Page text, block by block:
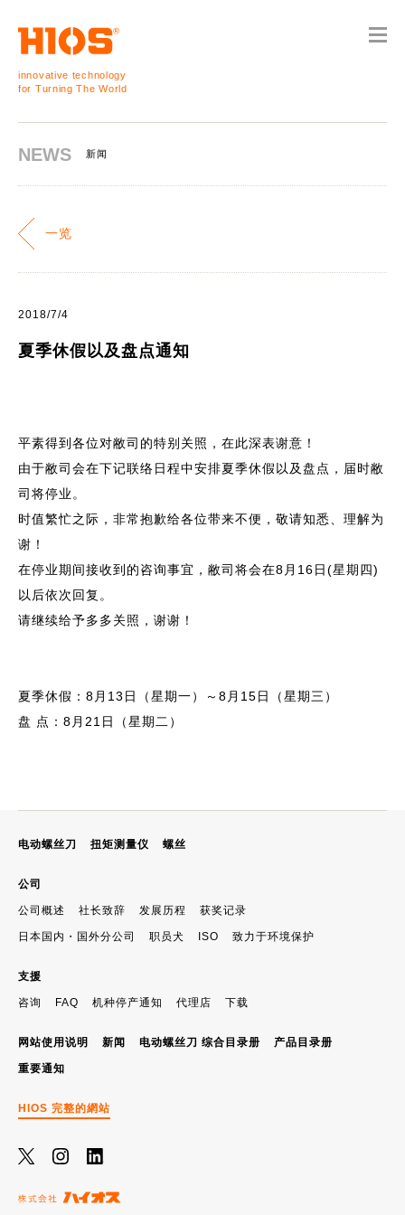
innovative technology
for Turning The World
NEWS 新闻
一览
2018/7/4
夏季休假以及盘点通知
平素得到各位对敝司的特别关照，在此深表谢意！
由于敝司会在下记联络日程中安排夏季休假以及盘点，届时敝
司将停业。
时值繁忙之际，非常抱歉给各位带来不便，敬请知悉、理解为
谢！
在停业期间接收到的咨询事宜，敝司将会在8月16日(星期四)
以后依次回复。
请继续给予多多关照，谢谢！
夏季休假：8月13日（星期一）～8月15日（星期三）
盘 点：8月21日（星期二）
电动螺丝刀 扭矩测量仪 螺丝
公司
公司概述 社长致辞 发展历程 获奖记录
日本国内・国外分公司 职员犬 ISO 致力于环境保护
支援
咨询 FAQ 机种停产通知 代理店 下载
网站使用说明 新闻 电动螺丝刀 综合目录册 产品目录册
重要通知
HIOS 完整的網站